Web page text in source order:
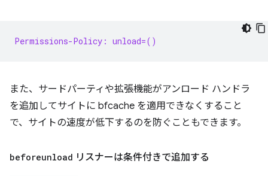
Permissions-Policy: unload=()
また、サードパーティや拡張機能がアンロード ハンドラ
を追加してサイトに bfcache を適用できなくすること
で、サイトの速度が低下するのを防ぐこともできます。
beforeunload リスナーは条件付きで追加する